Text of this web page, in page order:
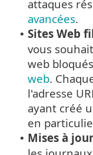
attaques
avancées.
• Sites Web
vous
web
web.
l'adresse
ayant créé
en
• Mises à jour